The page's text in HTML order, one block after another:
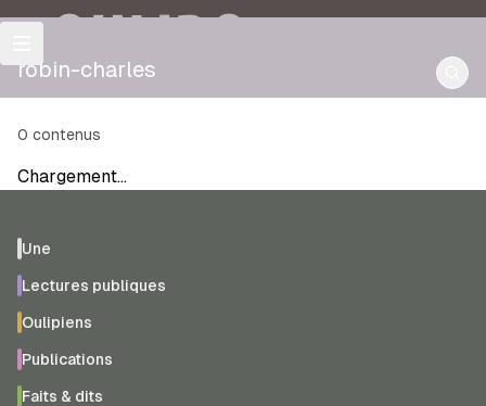
OULIPO
robin-charles
0 contenus
Chargement…
Une
Lectures publiques
Oulipiens
Publications
Faits & dits